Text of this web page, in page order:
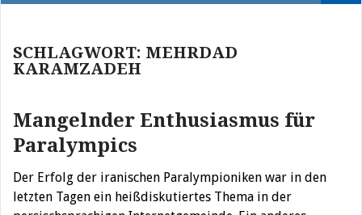
SCHLAGWORT: MEHRDAD
KARAMZADEH
Mangelnder Enthusiasmus für
Paralympics
Der Erfolg der iranischen Paralympioniken war in den
letzten Tagen ein heißdiskutiertes Thema in der